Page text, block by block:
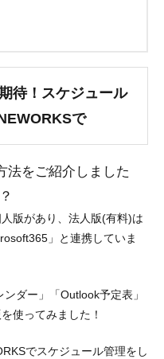
待！スケジュール
で
法をご紹介しました
版があり、法人版(有料)は
」と連携していま
ダー」「Outlook予定表」
使ってみました！
でスケジュール管理をし